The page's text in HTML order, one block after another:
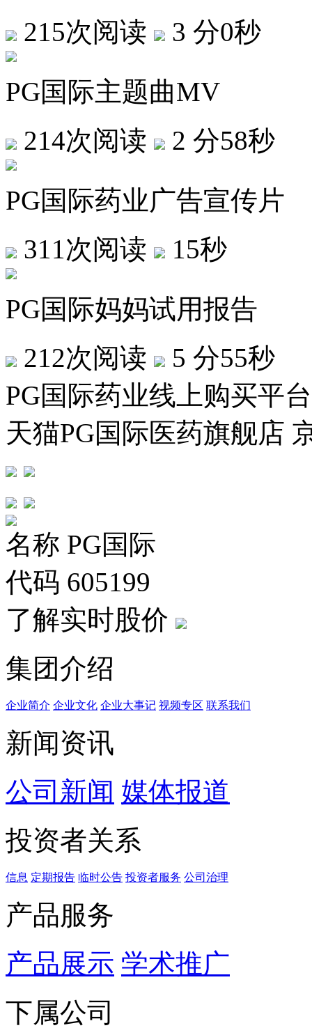
215次阅读
3 分0秒
PG国际主题曲MV
214次阅读
2 分58秒
PG国际药业广告宣传片
311次阅读
15秒
PG国际妈妈试用报告
212次阅读
5 分55秒
PG国际药业线上购买平台
天猫PG国际医药旗舰店
名称 PG国际
代码 605199
了解实时股价
集团介绍
企业简介 企业文化 企业⼤事记 视频专区 联系我们
新闻资讯
公司新闻 媒体报道
投资者关系
信息 定期报告 临时公告 投资者服务 公司治理
产品服务
产品展示 学术推广
下属公司